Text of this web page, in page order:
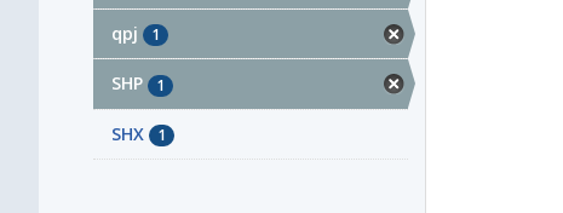
qpj 1
SHP 1
SHX 1